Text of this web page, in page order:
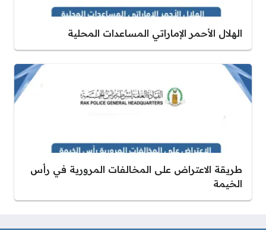
الهلال الأحمر الإماراتي المساعدات المحلية
طريقة الاعتراض على المخالفات المرورية في رأس
الخيمة